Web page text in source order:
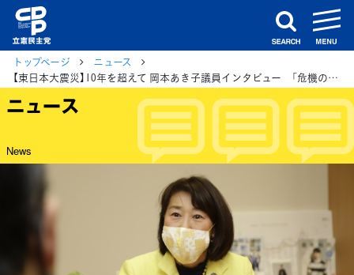
search
トップページ
ニュース
【東日本大震災】10年を超えて 岡本あき子議員インタビュー 「危機の時こそ、地方分権が必要」 （当時、仙台市議会議員）
ニュース
News